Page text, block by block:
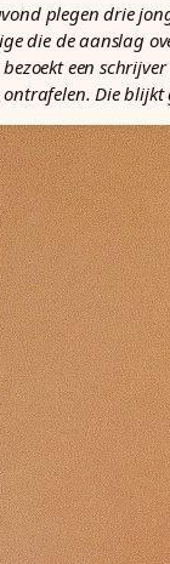
plegen drie
die de aanslag
een
Die